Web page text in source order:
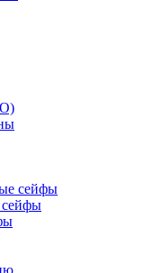
сейфы
сейфы